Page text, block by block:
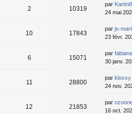
2 10319
par
24 mai
10 17843
par js-
23 févr.
6 15071
par fabiana
30 janv.
11 28800
par kloxxy
24 nov.
12 21853
par
16 oct.